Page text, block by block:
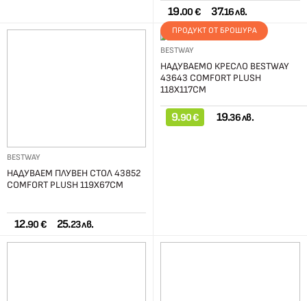
19.00 € 37.16 лв.
BESTWAY
НАДУВАЕМ ПЛУВЕН СТОЛ 43852
COMFORT PLUSH 119Х67СМ
12.90 € 25.23 лв.
ПРОДУКТ ОТ БРОШУРА
BESTWAY
НАДУВАЕМО КРЕСЛО BESTWAY
43643 COMFORT PLUSH
118Х117СМ
9.90 € 19.36 лв.